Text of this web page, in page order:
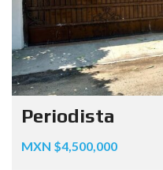
Periodista
MXN $4,500,000